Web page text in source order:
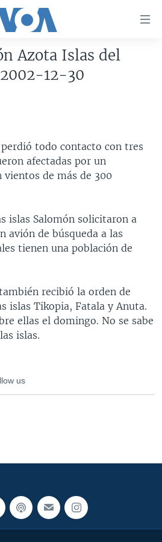
RUSIA
LATINA
Azota Islas del
12-30
todo contacto con tres
afectadas por un
vientos de más de 300
islas Salomón solicitaron a
avión de búsqueda a las
tienen una población de
recibió la orden de
islas Tikopia, Fatala y Anuta.
ellas el domingo. No se sabe
islas.
us